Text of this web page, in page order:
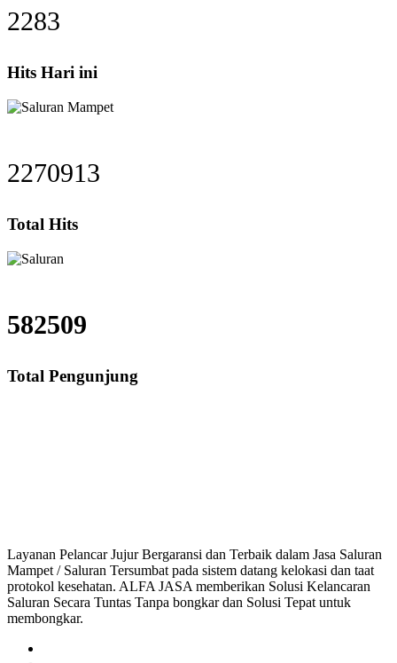
2283
Hits Hari ini
2270913
Total Hits
582509
Total Pengunjung
Layanan Pelancar Jujur Bergaransi dan Terbaik dalam Jasa Saluran
Mampet / Saluran Tersumbat pada sistem datang kelokasi dan taat
protokol kesehatan. ALFA JASA memberikan Solusi Kelancaran
Saluran Secara Tuntas Tanpa bongkar dan Solusi Tepat untuk
membongkar.